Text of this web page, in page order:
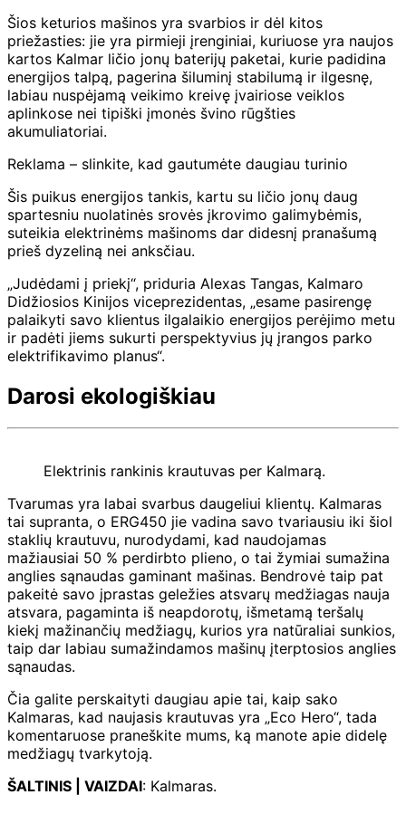
Šios keturios mašinos yra svarbios ir dėl kitos
priežasties: jie yra pirmieji įrenginiai, kuriuose yra naujos
kartos Kalmar ličio jonų baterijų paketai, kurie padidina
energijos talpą, pagerina šiluminį stabilumą ir ilgesnę,
labiau nuspėjamą veikimo kreivę įvairiose veiklos
aplinkose nei tipiški įmonės švino rūgšties
akumuliatoriai.
Reklama – slinkite, kad gautumėte daugiau turinio
Šis puikus energijos tankis, kartu su ličio jonų daug
spartesniu nuolatinės srovės įkrovimo galimybėmis,
suteikia elektrinėms mašinoms dar didesnį pranašumą
prieš dyzeliną nei anksčiau.
„Judėdami į priekį“, priduria Alexas Tangas, Kalmaro
Didžiosios Kinijos viceprezidentas, „esame pasirengę
palaikyti savo klientus ilgalaikio energijos perėjimo metu
ir padėti jiems sukurti perspektyvius jų įrangos parko
elektrifikavimo planus“.
Darosi ekologiškiau
Elektrinis rankinis krautuvas per Kalmarą.
Tvarumas yra labai svarbus daugeliui klientų. Kalmaras
tai supranta, o ERG450 jie vadina savo tvariausiu iki šiol
staklių krautuvu, nurodydami, kad naudojamas
mažiausiai 50 % perdirbto plieno, o tai žymiai sumažina
anglies sąnaudas gaminant mašinas. Bendrovė taip pat
pakeitė savo įprastas geležies atsvarų medžiagas nauja
atsvara, pagaminta iš neapdorotų, išmetamą teršalų
kiekį mažinančių medžiagų, kurios yra natūraliai sunkios,
taip dar labiau sumažindamos mašinų įterptosios anglies
sąnaudas.
Čia galite perskaityti daugiau apie tai, kaip sako
Kalmaras, kad naujasis krautuvas yra „Eco Hero“, tada
komentaruose praneškite mums, ką manote apie didelę
medžiagų tvarkytoją.
ŠALTINIS | VAIZDAI: Kalmaras.